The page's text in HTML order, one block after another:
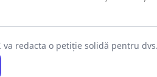
redacta o petiție solidă pentru dvs.